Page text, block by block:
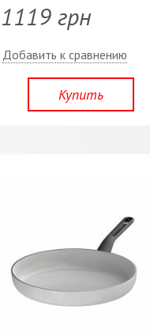
1119 грн
Добавить к сравнению
Купить